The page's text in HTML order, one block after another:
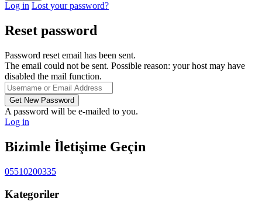
Log in Lost your password?
Reset password
Password reset email has been sent.
The email could not be sent. Possible reason: your host may have
disabled the mail function.
A password will be e-mailed to you.
Log in
Bizimle İletişime Geçin
05510200335
Kategoriler